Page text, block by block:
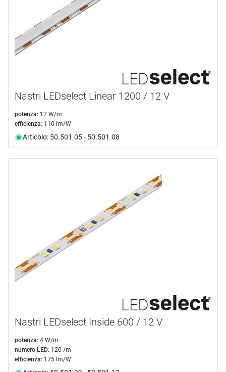
Nastri LEDselect Linear 1200 / 12 V
potenza: 12 W/m
efficienza: 110 lm/W
Articolo: 50.501.05 - 50.501.08
Nastri LEDselect Inside 600 / 12 V
potenza: 4 W/m
numero LED: 120 /m
efficienza: 175 lm/W